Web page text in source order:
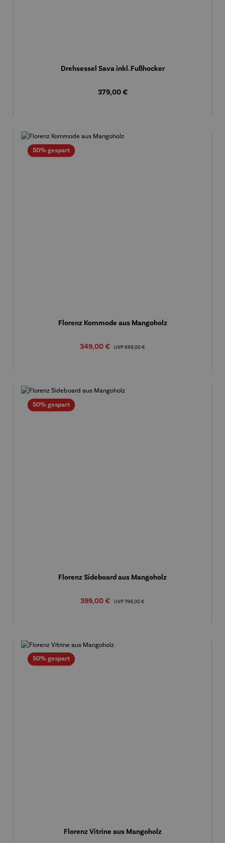
Drehsessel Sava inkl. Fußhocker
Regulärer Preis:
379,00 €
50% gespartRabatt
Florenz Kommode aus Mangoholz
Verkaufspreis:
349,00 € UVP Regulärer Preis:
699,00 €
50% gespartRabatt
Florenz Sideboard aus Mangoholz
Verkaufspreis:
399,00 € UVPRegulärer Preis:
799,00 €
50% gespartRabatt
Florenz Vitrine aus Mangoholz